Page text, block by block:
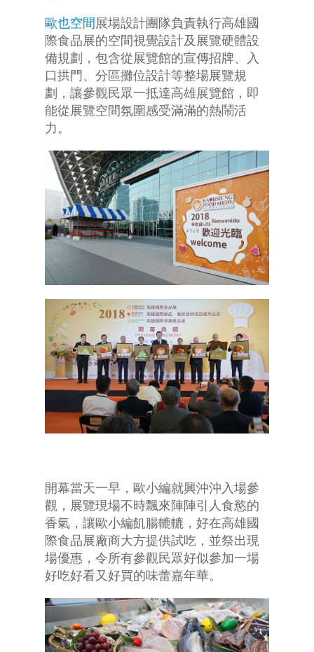
歐也空間展場設計團隊負責執行高雄國
際食品展的空間視覺設計及展覽硬體設
備規劃，包含從展覽館的宣傳招牌、入
口拱門、分區攤位設計等整場展覽規
劃，讓參觀民眾一抵達高雄展覽館，即
能從展覽空間氛圍感受滿滿的熱鬧活
力。
開幕當天一早，歐小編就興沖沖入場參
觀，展覽現場不時飄來陣陣引人食慾的
香氣，讓歐小編飢腸轆轆，好在高雄國
際食品展廠商大方提供試吃，並祭出現
場優惠，令所有參觀民眾好似參加一場
好吃好看又好買的味蕾嘉年華。